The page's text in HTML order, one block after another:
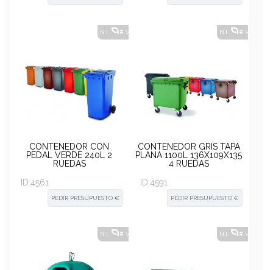
N.I. VER ALTERNATIVAS
CONTENEDOR CON
PEDAL VERDE 240L 2
RUEDAS
ID:4561
PEDIR PRESUPUESTO €
N.I. VER
CONTENEDOR GRIS TAPA
PLANA 1100L 136X109X135
4 RUEDAS
ID:4591
PEDIR PRESUPUESTO €
N.I. VER ALTERNATIVAS N.I. VER